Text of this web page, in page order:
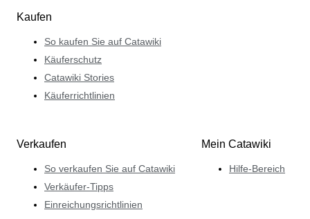
Kaufen
So kaufen Sie auf Catawiki
Käuferschutz
Catawiki Stories
Käuferrichtlinien
Verkaufen
So verkaufen Sie auf Catawiki
Verkäufer-Tipps
Einreichungsrichtlinien
Mein Catawiki
Hilfe-Bereich